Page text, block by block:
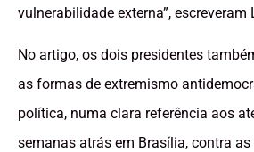
vulnerabilidade externa”, escreveram
No artigo, os dois presidentes
as formas de extremismo
política, numa clara referência aos
semanas atrás em Brasília, contra as